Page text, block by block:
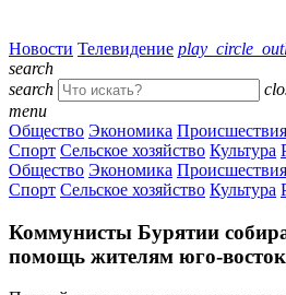
Новости Телевидение
search
search
menu
Общество Экономика Происшествия
Спорт Сельское хозяйство Культура
Общество Экономика Происшествия
Спорт Сельское хозяйство Культура
Коммунисты Бурятии
помощь жителям юго-